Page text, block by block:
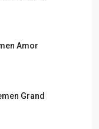
Amor
Grand